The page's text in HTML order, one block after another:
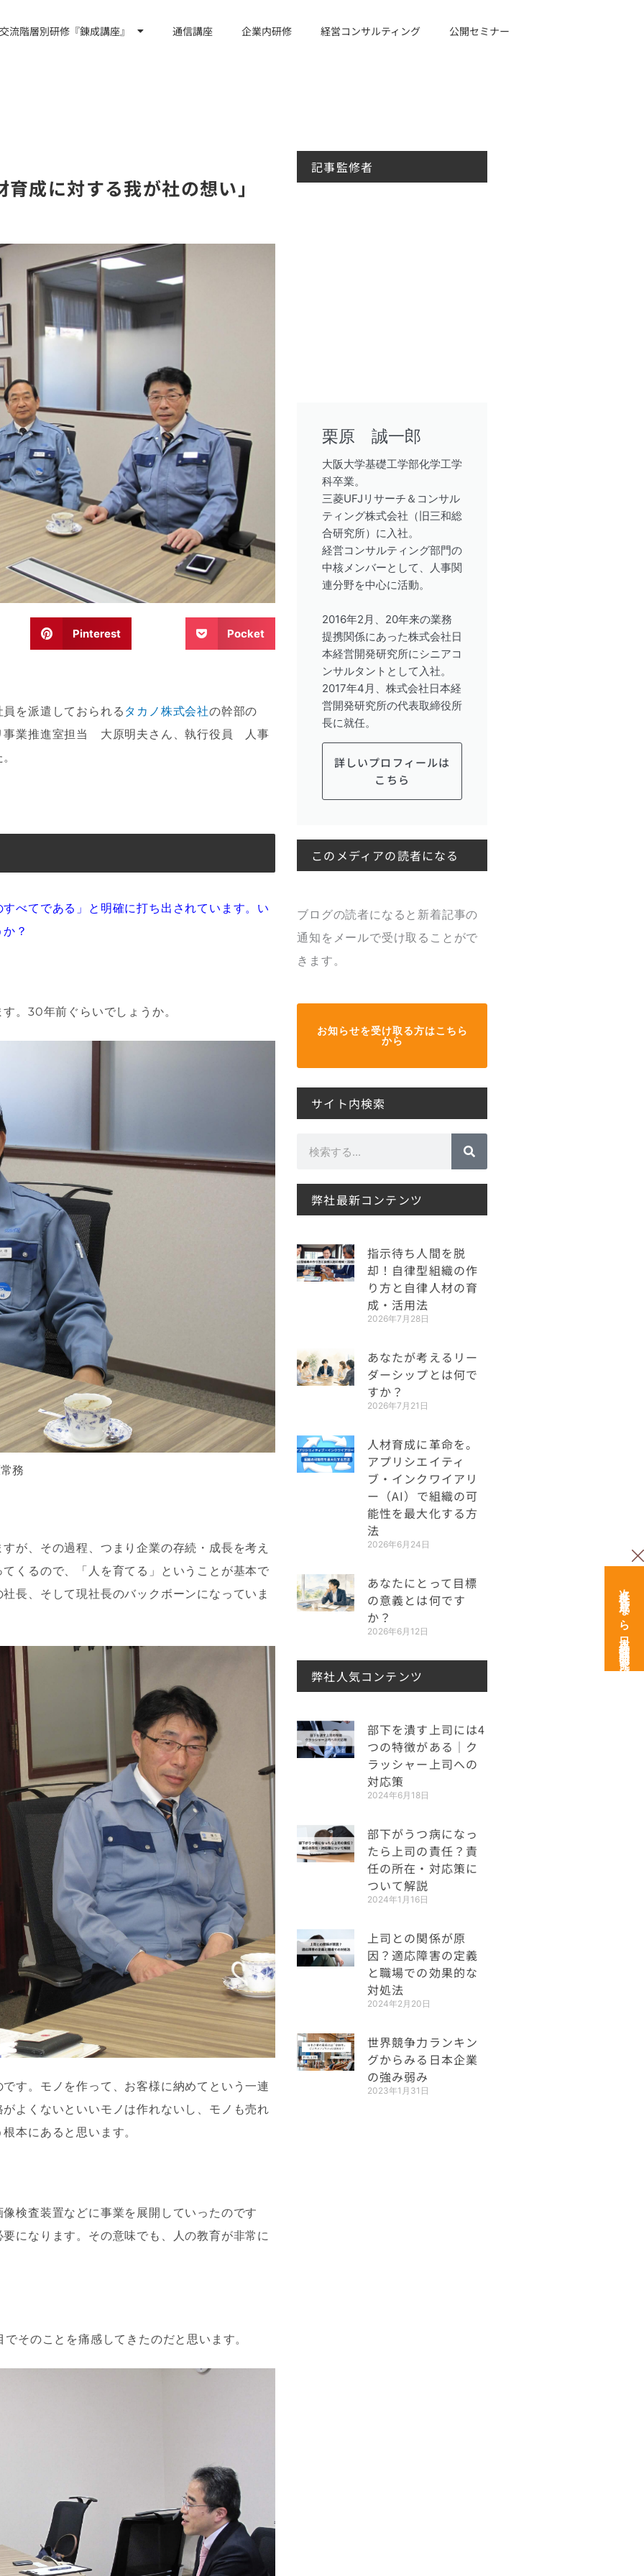
流階層別研修『錬成講座』 通信講座 企業内研修 経営コンサルティング 公開セミナー
成に対する我が社の想い」
Pinterest Pocket
を派遣しておられる タカノ株式会社の幹部の
業推進室担当 大原明夫さん、執行役員 人事
べてである」と明確に打ち出されています。い
？
。30年前ぐらいでしょうか。
務
が、その過程、つまり企業の存続・成長を考え
くるので、「人を育てる」ということが基本で
長、そして現社長のバックボーンになっていま
す。モノを作って、お客様に納めてという一連
よくないといいモノは作れないし、モノも売れ
本にあると思います。
検査装置などに事業を展開していったのです
になります。その意味でも、人の教育が非常に
そのことを痛感してきたのだと思います。
記事監修者
栗原 誠一郎
大阪大学基礎工学部化学工学
科卒業。
三菱UFJリサーチ＆コンサル
ティング株式会社（旧三和総
合研究所）に入社。
経営コンサルティング部門の
中核メンバーとして、人事関
連分野を中心に活動。
2016年2月、20年来の業務
提携関係にあった株式会社日
本経営開発研究所にシニアコ
ンサルタントとして入社。
2017年4月、株式会社日本経
営開発研究所の代表取締役所
長に就任。
詳しいプロフィールは
こちら
このメディアの読者になる
ブログの読者になると新着記事の
通知をメールで受け取ることがで
きます。
お知らせを受け取る方はこちら
から
サイト内検索
弊社最新コンテンツ
指示待ち人間を脱
却！自律型組織の作
り方と自律人材の育
成・活用法
2026年7月28日
あなたが考えるリー
ダーシップとは何で
すか？
2026年7月21日
人材育成に革命を。
アプリシエイティ
ブ・インクワイアリ
ー（AI）で組織の可
能性を最大化する方
法
2026年6月24日
あなたにとって目標
の意義とは何です
か？
2026年6月12日
弊社人気コンテンツ
部下を潰す上司には4
つの特徴がある｜ク
ラッシャー上司への
対応策
2024年6月18日
部下がうつ病になっ
たら上司の責任？責
任の所在・対応策に
ついて解説
2024年1月16日
上司との関係が原
因？適応障害の定義
と職場での効果的な
対処法
2024年2月20日
世界競争力ランキン
グからみる日本企業
の強み弱み
2023年1月31日
次世代育成なら日本経営開発研究所